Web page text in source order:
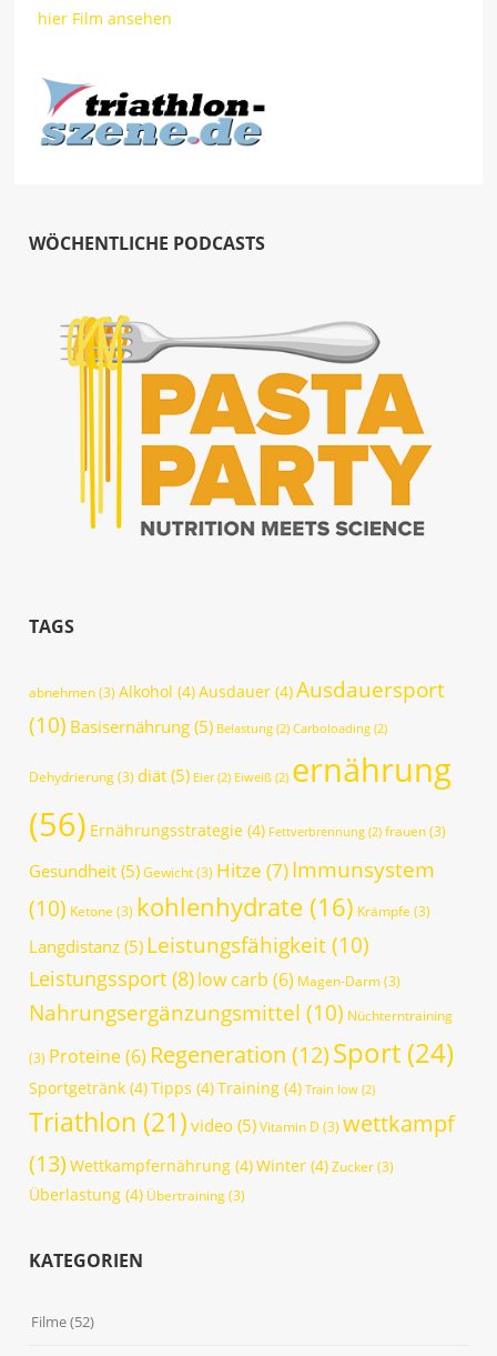
hier Film ansehen
WÖCHENTLICHE PODCASTS
TAGS
abnehmen(3) Alkohol (4)Ausdauer (4)Ausdauersport
(10) Basisernährung (5) Belastung (2) Carboloading (2)
Dehydrierung(3) diät (5) Eier(2) Eiweiß (2) ernährung
(56) Ernährungsstrategie (4) Fettverbrennung (2) frauen(3)
Gesundheit (5)Gewicht(3) Hitze (7)Immunsystem
(10) Ketone (3) kohlenhydrate (16) Krämpfe (3)
Langdistanz (5) Leistungsfähigkeit(10)
Leistungssport (8)low carb (6) Magen-Darm(3)
Nahrungsergänzungsmittel (10) Nüchterntraining
(3) Proteine(6) Regeneration (12)Sport (24)
Sportgetränk (4)Tipps (4)Training (4) Train low (2)
Triathlon (21) video (5)Vitamin D (3) wettkampf
(13)Wettkampfernährung (4)Winter (4)Zucker(3)
Überlastung (4) Übertraining(3)
KATEGORIEN
Filme(52)